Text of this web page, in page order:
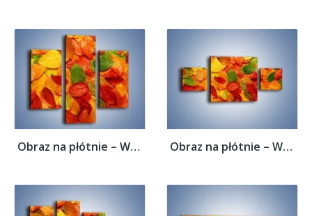
Obraz na płótnie – Wszystkie kolory... Obraz na płótnie – Wszystkie kolory...